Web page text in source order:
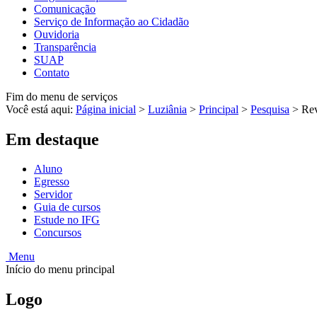
Comunicação
Serviço de Informação ao Cidadão
Ouvidoria
Transparência
SUAP
Contato
Fim do menu de serviços
Você está aqui: Página inicial > Luziânia > Principal > Pesquisa >
Em destaque
Aluno
Egresso
Servidor
Guia de cursos
Estude no IFG
Concursos
Menu
Início do menu principal
Logo